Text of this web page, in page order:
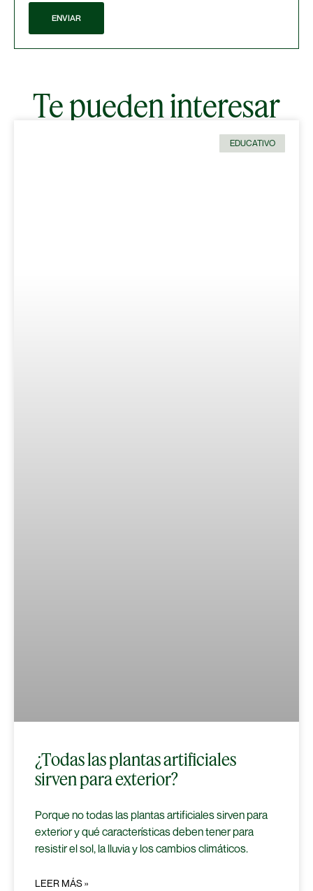
Te pueden interesar
EDUCATIVO
¿Todas las plantas artificiales
sirven para exterior?
Porque no todas las plantas artificiales sirven para
exterior y qué características deben tener para
resistir el sol, la lluvia y los cambios climáticos.
LEER MÁS »